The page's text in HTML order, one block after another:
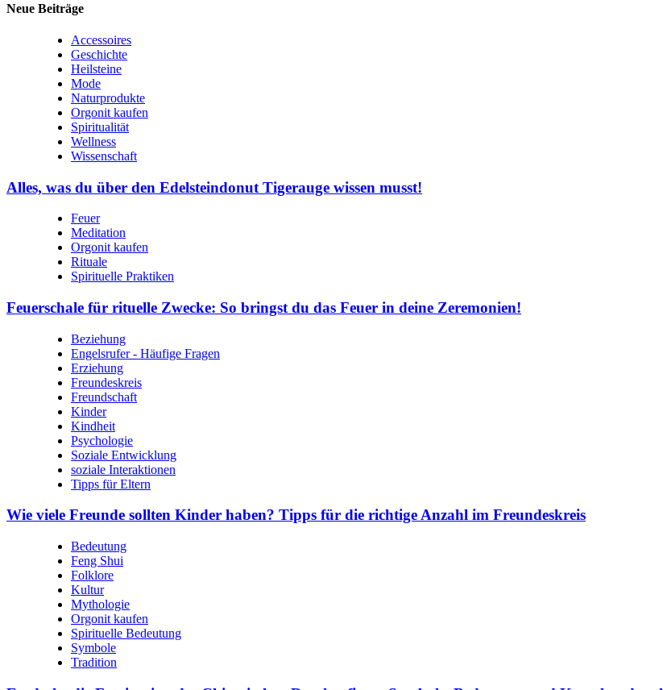
Neue Beiträge
Accessoires
Geschichte
Heilsteine
Mode
Naturprodukte
Orgonit kaufen
Spiritualität
Wellness
Wissenschaft
Alles, was du über den Edelsteindonut Tigerauge wissen musst!
Feuer
Meditation
Orgonit kaufen
Rituale
Spirituelle Praktiken
Feuerschale für rituelle Zwecke: So bringst du das Feuer in deine Zeremonien!
Beziehung
Engelsrufer - Häufige Fragen
Erziehung
Freundeskreis
Freundschaft
Kinder
Kindheit
Psychologie
Soziale Entwicklung
soziale Interaktionen
Tipps für Eltern
Wie viele Freunde sollten Kinder haben? Tipps für die richtige Anzahl im Freundeskreis
Bedeutung
Feng Shui
Folklore
Kultur
Mythologie
Orgonit kaufen
Spirituelle Bedeutung
Symbole
Tradition